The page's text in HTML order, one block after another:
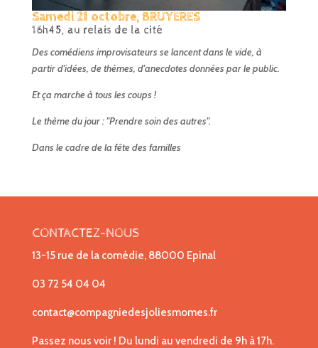
Samedi 21 octobre, BRUYERES
16h45, au relais de la cité
Des comédiens improvisateurs se lancent dans le vide, à
partir d'idées, de thèmes, d'anecdotes données par le public.
Et ça marche à tous les coups !
Le thème du jour : "Prendre soin des autres".
Dans le cadre de la fête des familles
CONTACTEZ-NOUS
13-15 rue de la comédie, 88000 Epinal
03 72 54 04 04
contact@compagniedesjoliesmomes.fr
Passez nous voir ! Du lundi au vendredi de 9h à 17h.